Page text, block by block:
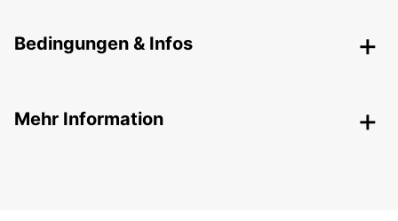
Bedingungen & Infos
Mehr Information